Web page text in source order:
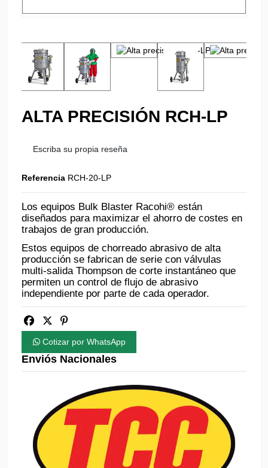
ALTA PRECISIÓN RCH-LP
Escriba su propia reseña
Referencia RCH-20-LP
Los equipos Bulk Blaster Racohi® están
diseñados para maximizar el ahorro de costes en
trabajos de gran producción.
Estos equipos de chorreado abrasivo de alta
producción se fabrican de serie con válvulas
multi-salida Thompson de corte instantáneo que
permiten un control de flujo de abrasivo
independiente por parte de cada operador.
Cotizar por WhatsApp
Enviós Nacionales